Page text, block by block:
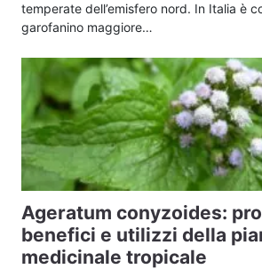
temperate dell’emisfero nord. In Italia è
garofanino maggiore…
Ageratum conyzoides:
benefici e utilizzi della
medicinale tropicale